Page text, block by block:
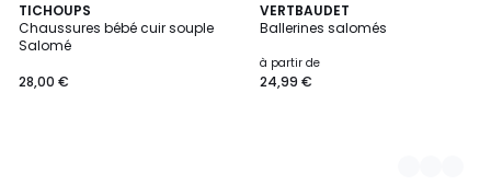
TICHOUPS
Chaussures bébé cuir souple
Salomé
28,00 €
VERTBAUDET
Ballerines salomés
à partir de
24,99 €
2
Couleurs